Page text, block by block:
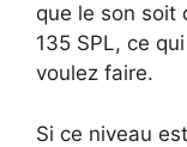
que le son soit
135 SPL, ce
voulez faire.
Si ce niveau